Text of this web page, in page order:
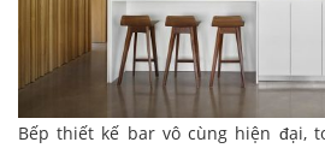
Bếp thiết kế bar vô cùng hiện đại,